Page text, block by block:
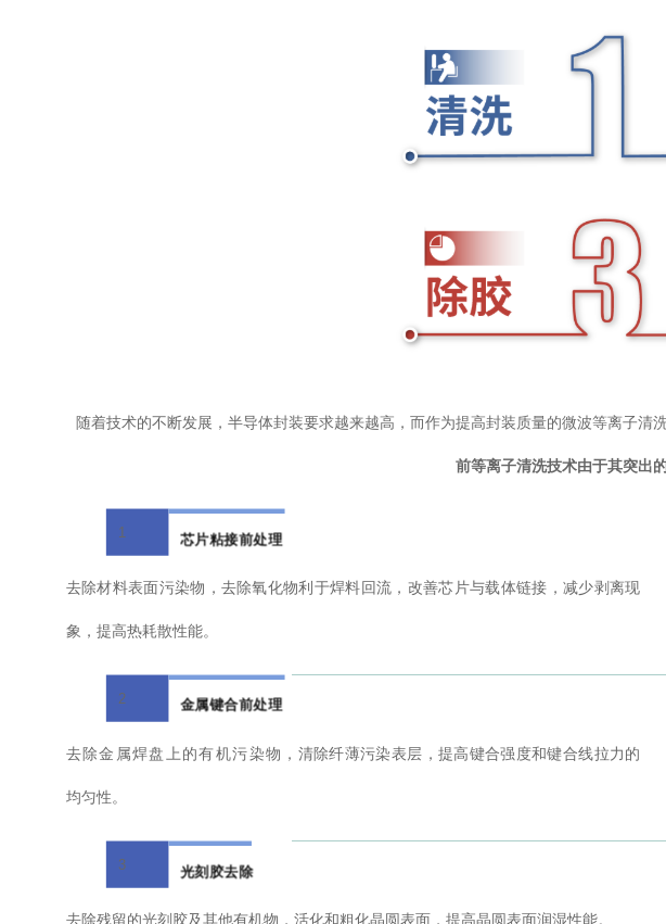
随着技术的不断发展，半导体封装要求越来越高，而作为提高封装质量的微波等离子
前等离子清洗技术由于其突出
1 芯片粘接前处理
去除材料表面污染物，去除氧化物利于焊料回流，改善芯片与载体链接，减少剥离现
象，提高热耗散性能。
2 金属键合前处理
去除金属焊盘上的有机污染物 ，清除纤薄污染表层，提高键合强度和键合线拉力的
均匀性。
3 光刻胶去除
去除残留的光刻胶及其他有机物，活化和粗化晶圆表面，提高晶圆表面润湿性能。